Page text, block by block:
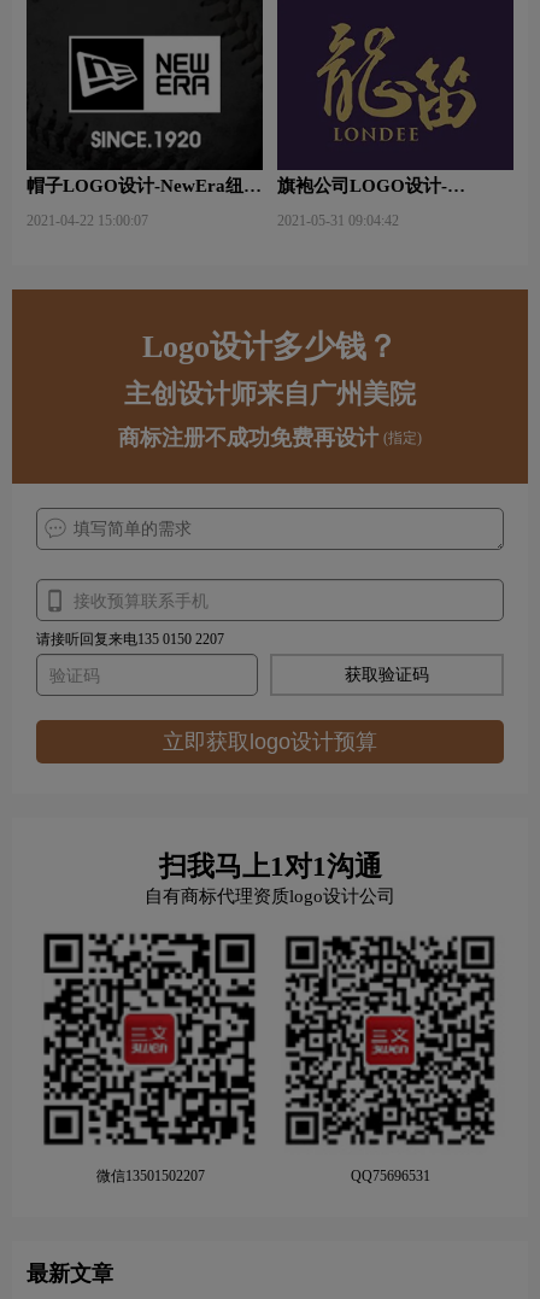
帽子LOGO设计-NewEra纽亦
2021-04-22 15:00:07
旗袍公司LOGO设计-
设计
2021-05-31 09:04:42
Logo设计多少钱？
主创设计师来自广州美院
商标注册不成功免费再设计 (指定)
请接听回复来电135 0150 2207
获取验证码
立即获取logo设计预算
扫我马上1对1沟通
自有商标代理资质logo设计公司
微信13501502207 QQ75696531
最新文章